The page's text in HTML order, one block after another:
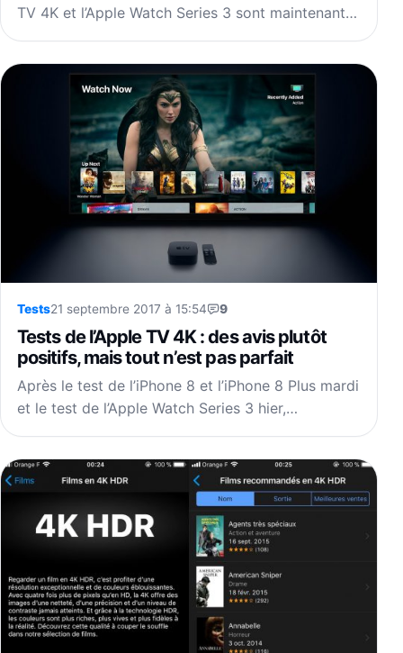
TV 4K et l’Apple Watch Series 3 sont maintenant…
Tests21 septembre 2017 à 15:54 9
Tests de l’Apple TV 4K : des avis plutôt
positifs, mais tout n’est pas parfait
Après le test de l’iPhone 8 et l’iPhone 8 Plus mardi
et le test de l’Apple Watch Series 3 hier,…